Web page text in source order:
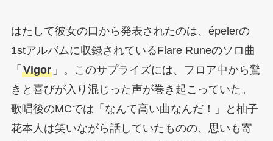
はたして彼女の口から発表されたのは、épelerの
1stアルバムに収録されているFlare Runeのソロ曲
「 Vigor」。このサプライズには、フロア中から驚
きと喜びが入り混じった声が巻き起こっていた。
歌唱後のMCでは「なんて高い曲なんだ！」と柚子
花本人は笑いながら話していたものの、思いも寄